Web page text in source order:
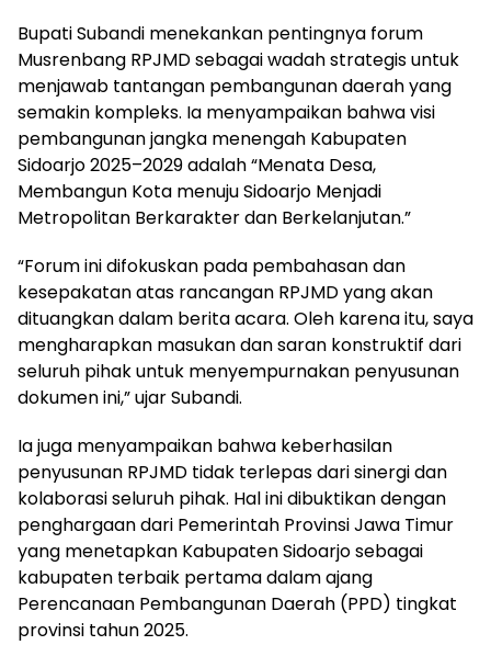
Bupati Subandi menekankan pentingnya forum
Musrenbang RPJMD sebagai wadah strategis untuk
menjawab tantangan pembangunan daerah yang
semakin kompleks. Ia menyampaikan bahwa visi
pembangunan jangka menengah Kabupaten
Sidoarjo 2025–2029 adalah “Menata Desa,
Membangun Kota menuju Sidoarjo Menjadi
Metropolitan Berkarakter dan Berkelanjutan.”
“Forum ini difokuskan pada pembahasan dan
kesepakatan atas rancangan RPJMD yang akan
dituangkan dalam berita acara. Oleh karena itu, saya
mengharapkan masukan dan saran konstruktif dari
seluruh pihak untuk menyempurnakan penyusunan
dokumen ini,” ujar Subandi.
Ia juga menyampaikan bahwa keberhasilan
penyusunan RPJMD tidak terlepas dari sinergi dan
kolaborasi seluruh pihak. Hal ini dibuktikan dengan
penghargaan dari Pemerintah Provinsi Jawa Timur
yang menetapkan Kabupaten Sidoarjo sebagai
kabupaten terbaik pertama dalam ajang
Perencanaan Pembangunan Daerah (PPD) tingkat
provinsi tahun 2025.